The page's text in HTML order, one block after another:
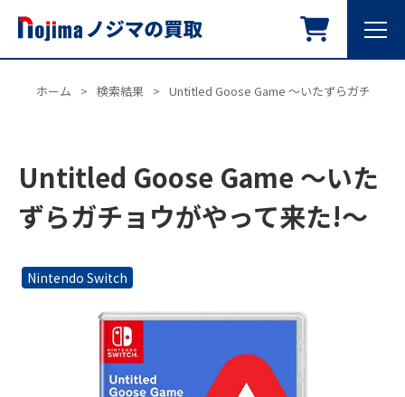
ホーム > 検索結果 > Untitled Goose Game ～いたずらガチョウ
Untitled Goose Game ～いた
ずらガチョウがやって来た!～
Nintendo Switch